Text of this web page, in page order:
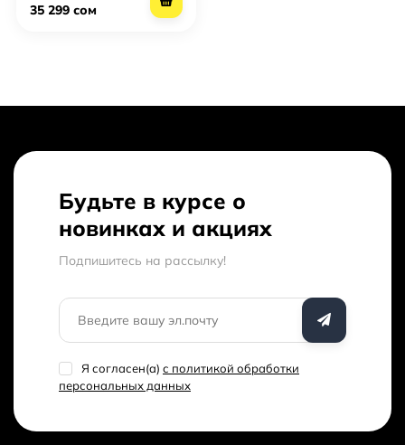
35 299 сом
Будьте в курсе о
новинках и акциях
Подпишитесь на рассылкy!
Я согласен(a) с политикой обработки
персональных данных